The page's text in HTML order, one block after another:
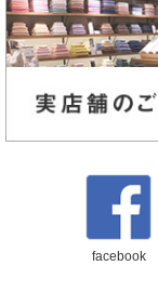
facebook